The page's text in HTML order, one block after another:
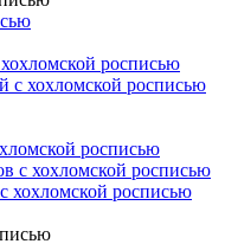
росписью
с хохломской росписью
росписью
с хохломской росписью
хохломской росписью